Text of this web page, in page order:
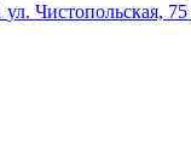
ул. Чистопольская, 75